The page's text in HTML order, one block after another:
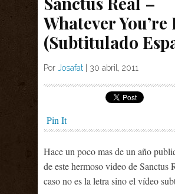
Whatever
(Subtitulado
Por Josafat 30 abril, 2011
Pin It
Hace un poco mas de un año
de este hermoso video de Sanctus
caso no es la letra sino el vídeo